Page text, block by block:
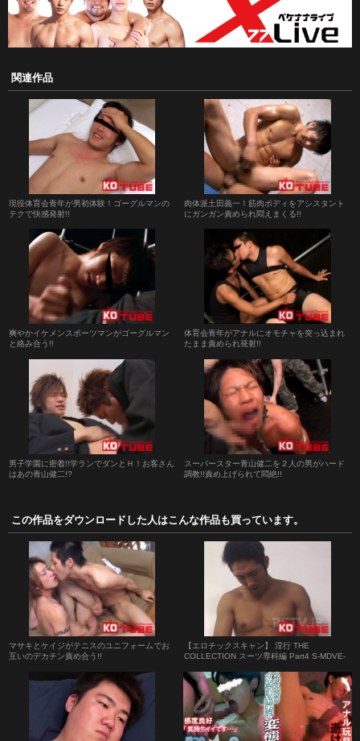
関連作品
現役体育会青年が男初体験！ゴーグルマンの
テクで快感発射!!
肉体派土田義一！筋肉ボディをアシスタント
にガンガン責められ悶えまくる!!
爽やかイケメンスポーツマンがゴーグルマン
と絡み合う!!
体育会青年がアナルにオモチャを突っ込まれ
たまま責められ発射!!
男子学園に密着!!学ランでダンとＨ！お客さん
はあの青山健二!?
スーパースター青山健二を２人の男がハード
調教!!責め上げられて悶絶!!
この作品をダウンロードした人はこんな作品も買っています。
マサキとケイジがテニスのユニフォームでお
互いのデカチン責め合う!!
【エロチックスキャン】 淫行 THE
COLLECTION スーツ専科編 Part4 S-MDVE-